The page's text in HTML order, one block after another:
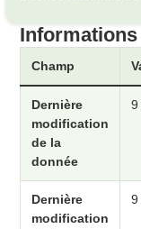
Champ
Dernière
modification
de la
donnée
9
Dernière
modification
9